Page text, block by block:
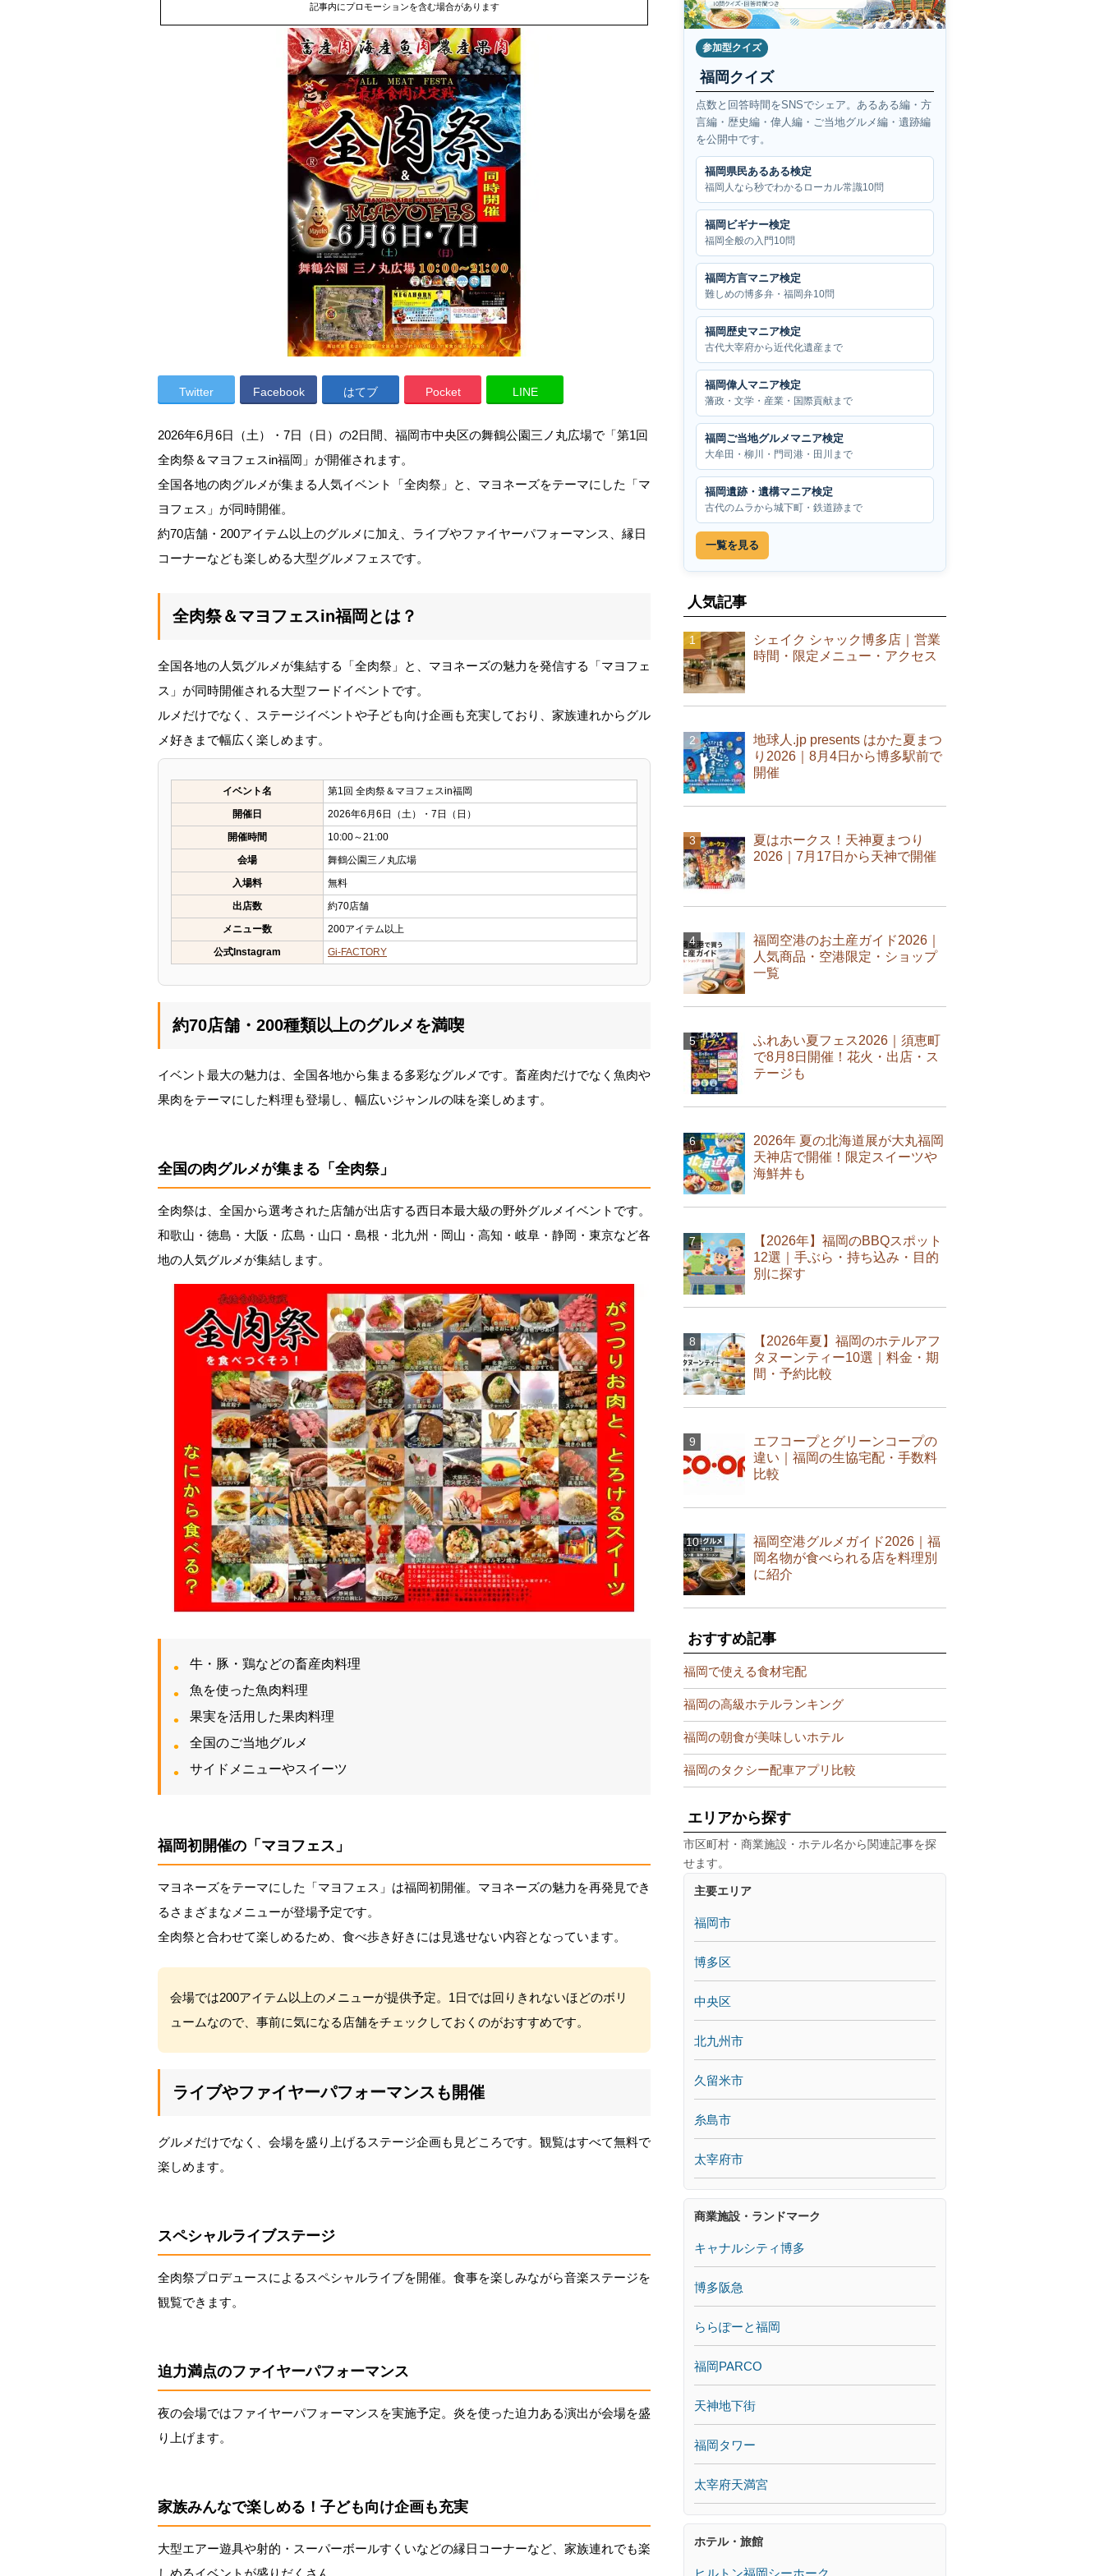
記事内にプロモーションを含む場合があります
Twitter Facebook はてブ Pocket LINE
2026年6月6日（土）・7日（日）の2日間、福岡市中央区の舞鶴公園三ノ丸広場で「第1回
全肉祭＆マヨフェスin福岡」が開催されます。
全国各地の肉グルメが集まる人気イベント「全肉祭」と、マヨネーズをテーマにした「マ
ヨフェス」が同時開催。
約70店舗・200アイテム以上のグルメに加え、ライブやファイヤーパフォーマンス、縁日
コーナーなども楽しめる大型グルメフェスです。
全肉祭＆マヨフェスin福岡とは？
全国各地の人気グルメが集結する「全肉祭」と、マヨネーズの魅力を発信する「マヨフェ
ス」が同時開催される大型フードイベントです。
ルメだけでなく、ステージイベントや子ども向け企画も充実しており、家族連れからグル
メ好きまで幅広く楽しめます。
イベント名
第1回 全肉祭＆マヨフェスin福岡
開催日
2026年6月6日（土）・7日（日）
開催時間
10:00～21:00
会場
舞鶴公園三ノ丸広場
入場料
無料
出店数
約70店舗
メニュー数
200アイテム以上
公式Instagram
Gi‐FACTORY
約70店舗・200種類以上のグルメを満喫
イベント最大の魅力は、全国各地から集まる多彩なグルメです。畜産肉だけでなく魚肉や
果肉をテーマにした料理も登場し、幅広いジャンルの味を楽しめます。
全国の肉グルメが集まる「全肉祭」
全肉祭は、全国から選考された店舗が出店する西日本最大級の野外グルメイベントです。
和歌山・徳島・大阪・広島・山口・島根・北九州・岡山・高知・岐阜・静岡・東京など各
地の人気グルメが集結します。
牛・豚・鶏などの畜産肉料理
魚を使った魚肉料理
果実を活用した果肉料理
全国のご当地グルメ
サイドメニューやスイーツ
福岡初開催の「マヨフェス」
マヨネーズをテーマにした「マヨフェス」は福岡初開催。マヨネーズの魅力を再発見でき
るさまざまなメニューが登場予定です。
全肉祭と合わせて楽しめるため、食べ歩き好きには見逃せない内容となっています。
会場では200アイテム以上のメニューが提供予定。1日では回りきれないほどのボリ
ュームなので、事前に気になる店舗をチェックしておくのがおすすめです。
ライブやファイヤーパフォーマンスも開催
グルメだけでなく、会場を盛り上げるステージ企画も見どころです。観覧はすべて無料で
楽しめます。
スペシャルライブステージ
全肉祭プロデュースによるスペシャルライブを開催。食事を楽しみながら音楽ステージを
観覧できます。
迫力満点のファイヤーパフォーマンス
夜の会場ではファイヤーパフォーマンスを実施予定。炎を使った迫力ある演出が会場を盛
り上げます。
家族みんなで楽しめる！子ども向け企画も充実
大型エアー遊具や射的・スーパーボールすくいなどの縁日コーナーなど、家族連れでも楽
しめるイベントが盛りだくさん
参加型クイズ
福岡クイズ
点数と回答時間をSNSでシェア。あるある編・方
言編・歴史編・偉人編・ご当地グルメ編・遺跡編
を公開中です。
福岡県民あるある検定
福岡人なら秒でわかるローカル常識10問
福岡ビギナー検定
福岡全般の入門10問
福岡方言マニア検定
難しめの博多弁・福岡弁10問
福岡歴史マニア検定
古代大宰府から近代化遺産まで
福岡偉人マニア検定
藩政・文学・産業・国際貢献まで
福岡ご当地グルメマニア検定
大牟田・柳川・門司港・田川まで
福岡遺跡・遺構マニア検定
古代のムラから城下町・鉄道跡まで
一覧を見る
人気記事
シェイク シャック博多店｜営業
時間・限定メニュー・アクセス
地球人.jp presents はかた夏まつ
り2026｜8月4日から博多駅前で
開催
夏はホークス！天神夏まつり
2026｜7月17日から天神で開催
福岡空港のお土産ガイド2026｜
人気商品・空港限定・ショップ
一覧
ふれあい夏フェス2026｜須恵町
で8月8日開催！花火・出店・ス
テージも
2026年 夏の北海道展が大丸福岡
天神店で開催！限定スイーツや
海鮮丼も
【2026年】福岡のBBQスポット
12選｜手ぶら・持ち込み・目的
別に探す
【2026年夏】福岡のホテルアフ
タヌーンティー10選｜料金・期
間・予約比較
エフコープとグリーンコープの
違い｜福岡の生協宅配・手数料
比較
福岡空港グルメガイド2026｜福
岡名物が食べられる店を料理別
に紹介
おすすめ記事
福岡で使える食材宅配
福岡の高級ホテルランキング
福岡の朝食が美味しいホテル
福岡のタクシー配車アプリ比較
エリアから探す
市区町村・商業施設・ホテル名から関連記事を探
せます。
主要エリア
福岡市
博多区
中央区
北九州市
久留米市
糸島市
太宰府市
商業施設・ランドマーク
キャナルシティ博多
博多阪急
ららぽーと福岡
福岡PARCO
天神地下街
福岡タワー
太宰府天満宮
ホテル・旅館
ヒルトン福岡シーホーク